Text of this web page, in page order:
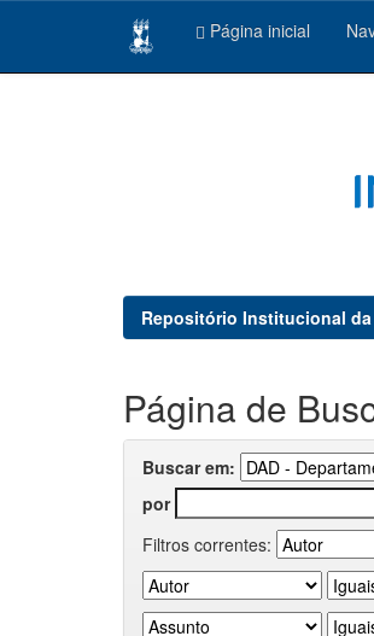
Página inicial
Repositório Institucional da
Página de
Buscar em:
por
Filtros correntes: